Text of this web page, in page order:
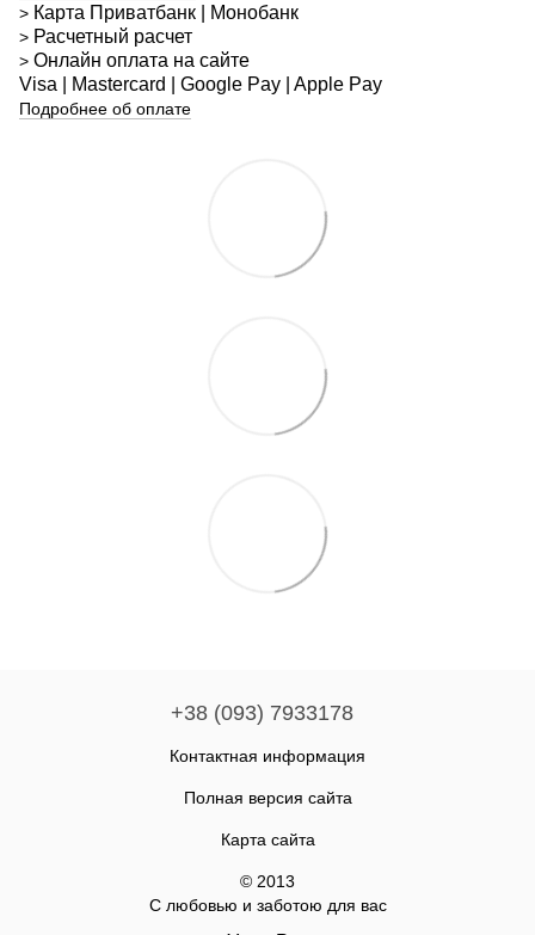
> Карта Приватбанк | Монобанк
> Расчетный расчет
> Онлайн оплата на сайте
Visa | Mastercard | Google Pay | Apple Pay
Подробнее об оплате
+38 (093) 7933178
Контактная информация
Полная версия сайта
Карта сайта
© 2013
С любовью и заботою для вас